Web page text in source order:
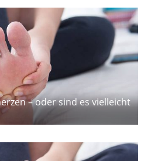
– oder sind es vielleicht